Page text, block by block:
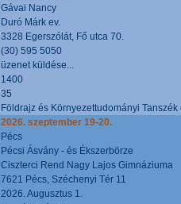
Gávai Nancy
Duró Márk ev.
3328 Egerszólát, Fő utca 70.
(30) 595 5050
üzenet küldése...
1400
35
Földrajz és Környezettudományi
2026. szeptember 19-20.
Pécs
Pécsi Ásvány - és Ékszerbörze
Ciszterci Rend Nagy Lajos Gimnáziuma
7621 Pécs, Széchenyi Tér 11
2026. Augusztus 1.